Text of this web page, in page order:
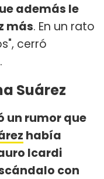
además le
más. En un rato
cerró
Suárez
un rumor que
había
Icardi
con